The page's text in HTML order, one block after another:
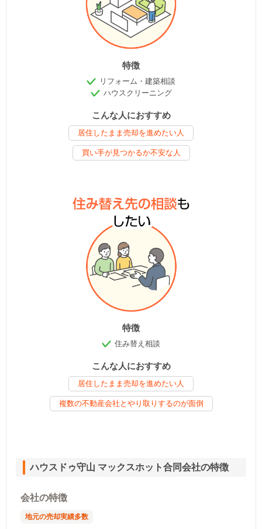
特徴
リフォーム・建築相談
ハウスクリーニング
こんな人におすすめ
居住したまま売却を進めたい人
買い手が見つかるか不安な人
特徴
住み替え相談
こんな人におすすめ
居住したまま売却を進めたい人
複数の不動産会社とやり取りするのが面倒
ハウスドゥ守山 マックスホット合同会社の特徴
会社の特徴
地元の売却実績多数